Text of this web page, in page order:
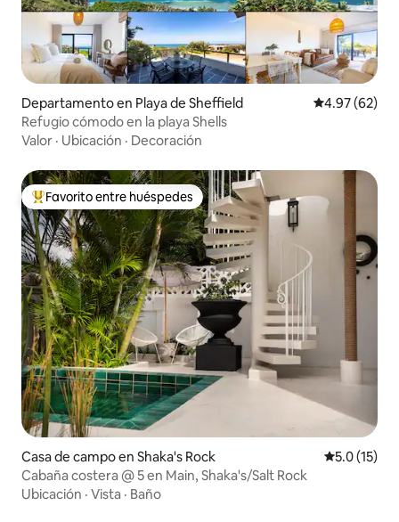
Departamento en Playa de Sheffield Calificación
4.97 (62)
Refugio cómodo en la playa Shells
Valor · Ubicación · Decoración
De los mejores en Favorito entre huéspedes
Favorito entre huéspedes
Casa de campo en Shaka's Rock Calificación
5.0 (15)
Cabaña costera @ 5 en Main, Shaka's/Salt Rock
Ubicación · Vista · Baño